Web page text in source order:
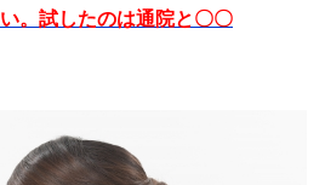
。試したのは通院と〇〇